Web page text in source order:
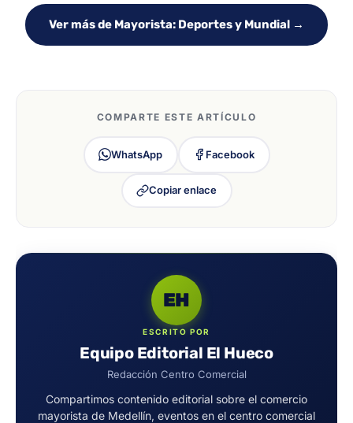
Ver más de Mayorista: Deportes y Mundial →
COMPARTE ESTE ARTÍCULO
WhatsApp Facebook
Copiar enlace
EH
ESCRITO POR
Equipo Editorial El Hueco
Redacción Centro Comercial
Compartimos contenido editorial sobre el comercio
mayorista de Medellín, eventos en el centro comercial